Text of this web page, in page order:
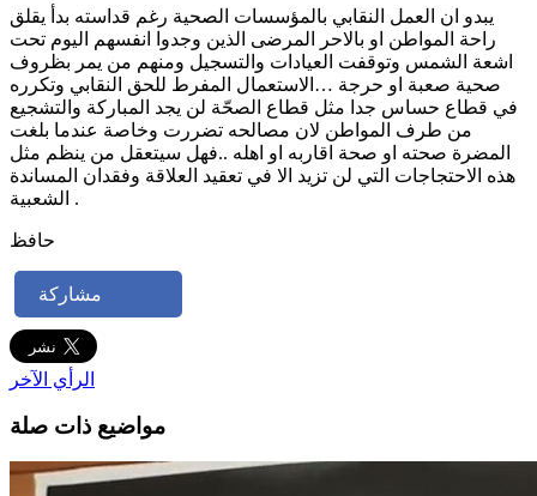
يبدو ان العمل النقابي بالمؤسسات الصحية رغم قداسته بدأ يقلق
راحة المواطن او بالاحر المرضى الذين وجدوا انفسهم اليوم تحت
اشعة الشمس وتوقفت العيادات والتسجيل ومنهم من يمر بظروف
صحية صعبة او حرجة …الاستعمال المفرط للحق النقابي وتكرره
في قطاع حساس جدا مثل قطاع الصحّة لن يجد المباركة والتشجيع
من طرف المواطن لان مصالحه تضررت وخاصة عندما بلغت
المضرة صحته او صحة اقاربه او اهله ..فهل سيتعقل من ينظم مثل
هذه الاحتجاجات التي لن تزيد الا في تعقيد العلاقة وفقدان المساندة
الشعبية .
حافظ
مشاركة
الرأي الآخر
مواضيع ذات صلة